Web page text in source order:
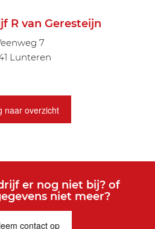
R van Geresteijn
7
Lunteren
naar overzicht
er nog niet bij? of
niet meer?
contact op